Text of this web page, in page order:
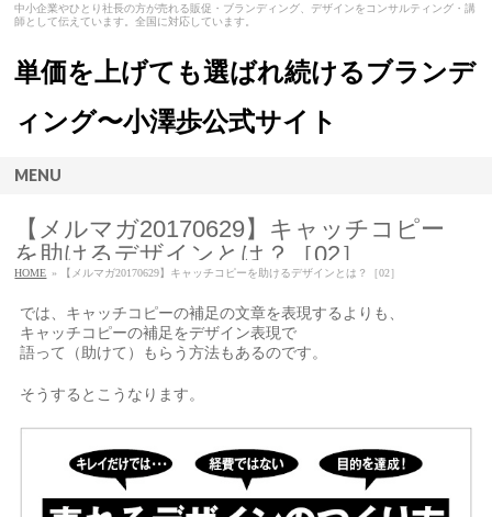
中小企業やひとり社長の方が売れる販促・ブランディング、デザインをコンサルティング・講
師として伝えています。全国に対応しています。
単価を上げても選ばれ続けるブランデ
ィング〜小澤歩公式サイト
MENU
【メルマガ20170629】キャッチコピー
を助けるデザインとは？［02］
HOME » 【メルマガ20170629】キャッチコピーを助けるデザインとは？［02］
では、キャッチコピーの補足の文章を表現するよりも、
キャッチコピーの補足をデザイン表現で
語って（助けて）もらう方法もあるのです。
そうするとこうなります。